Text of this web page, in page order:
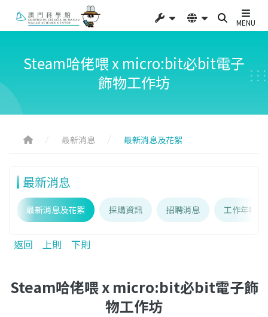
MENU
Steam哈佬喂 x micro:bit必bit電子
飾物工作坊
最新消息 最新消息及花絮
最新消息
最新消息及花絮 採購資訊 招聘消息 工作年報
返回 上則 下則
Steam哈佬喂 x micro:bit必bit電子飾
物工作坊